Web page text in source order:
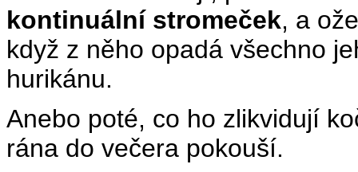
kontinuální stromeček, a
když z něho opadá všechno
hurikánu.
Anebo poté, co ho zlikvidují
rána do večera pokouší.